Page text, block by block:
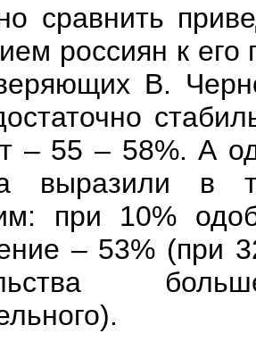
сравнить
россиян к
В.
– 55 – 58%. А
выразили в
при 10%
– 53% (при